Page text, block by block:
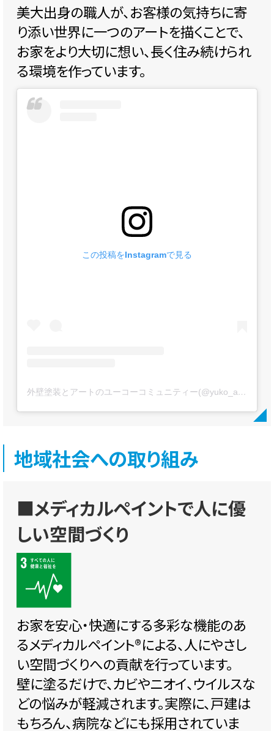
美大出身の職人が、お客様の気持ちに寄
り添い世界に一つのアートを描くことで、
お家をより大切に想い、長く住み続けられ
る環境を作っています。
この投稿をInstagramで見る
外壁塗装とアートのユーコーコミュニティー(@yuko_artpaint)がシェアした投稿
地域社会への取り組み
■メディカルペイントで人に優
しい空間づくり
お家を安心・快適にする多彩な機能のあ
るメディカルペイント®️による、人にやさし
い空間づくりへの貢献を行っています。
壁に塗るだけで、カビやニオイ、ウイルスな
どの悩みが軽減されます。実際に、戸建は
もちろん、病院などにも採用されていま